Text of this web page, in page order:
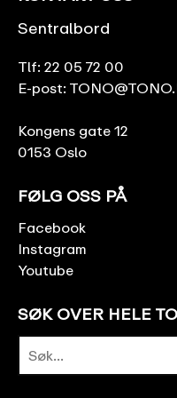
Sentralbord
Tlf: 22 05 72 00
E-post:
Kongens gate 12
0153 Oslo
FØLG OSS PÅ
Facebook
Instagram
Youtube
SØK OVER HELE